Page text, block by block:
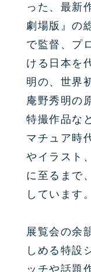
った、最新
劇場版』の
で監督、プ
ける日本を
明の、世界
庵野秀明の
特撮作品な
マチュア時
やイラスト
に至るまで
しています。
展覧会の余
しめる特設
ッチや話題